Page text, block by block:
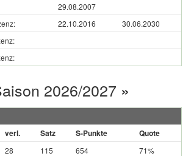
29.08.2007
22.10.2016
30.06.2030
2026/2027 »
verl. Satz S-Punkte Quote
28 115 654 71%